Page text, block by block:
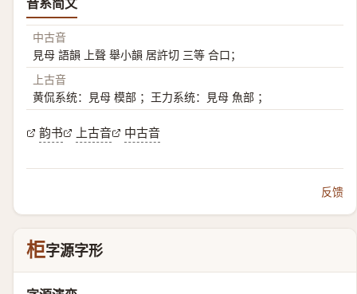
中古音
見母 語韻 上聲 舉小韻 居許切 三等 合口；
上古音
黄侃系统：見母 模部 ；王力系统：見母 魚部 ；
韵书 上古音 中古音
反馈
柜字源字形